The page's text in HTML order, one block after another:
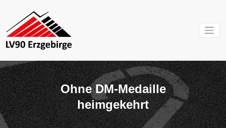
springen
e.V.
Mein Verein im
Ohne DM-Medaille
heimgekehrt